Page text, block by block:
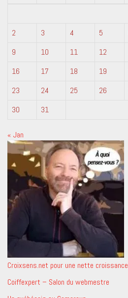
2
3 4 5
9
10 11 12
16
17 18 19
23
24 25 26
30
31
« Jan
Croixsens.net pour une nette croissance
Coiffexpert – Salon du webmestre